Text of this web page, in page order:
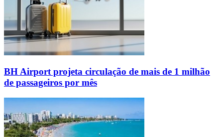
BH Airport projeta circulação de mais de 1 milhão
de passageiros por mês